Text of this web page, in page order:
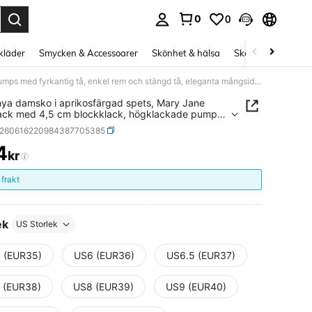
0 0
Smycken & Accessoarer Skönhet & hälsa Skor Curve
2026 nya damsko i aprikosfärgad spets, Mary Jane slingback med 4,5 cm blockklack, högklackade pumps med fyrkantig tå, enkel rem och stängd tå, eleganta mångsidiga franska bröllopsskor
damsko i aprikosfärgad spets, Mary Jane
med 4,5 cm blockklack, högklackade pumps
tå, enkel rem och stängd tå, eleganta
franska bröllopsskor
AND AVAILABILITY
kr
frakt
US Storlek
(EUR35) US6 (EUR36) US6.5 (EUR37)
(EUR38) US8 (EUR39) US9 (EUR40)